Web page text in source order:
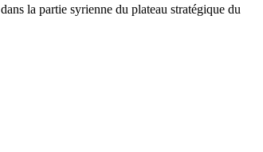
dans la partie syrienne du plateau stratégique du